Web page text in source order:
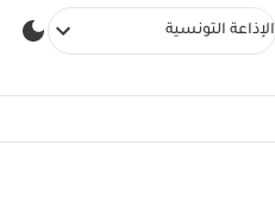
الإذاعة التونسية